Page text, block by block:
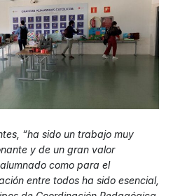
“ha sido un trabajo muy
y de un gran valor
como para el
entre todos ha sido esencial,